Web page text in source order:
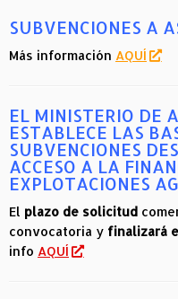
SUBVENCIONES A
Más información AQUÍ
EL MINISTERIO DE
ESTABLECE LAS
SUBVENCIONES
ACCESO A LA
EXPLOTACIONES
El plazo de solicitud
convocatoria y finalizará
info AQUÍ